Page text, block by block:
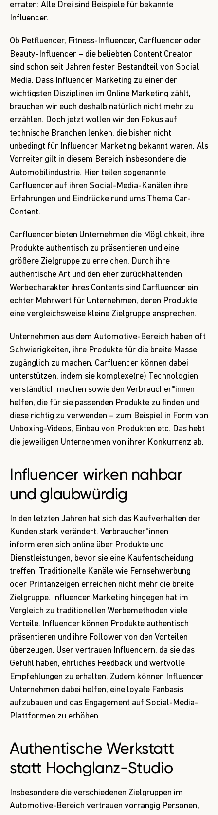
erraten: Alle Drei sind Beispiele für bekannte
Influencer.
Ob Petfluencer, Fitness-Influencer, Carfluencer oder
Beauty-Influencer – die beliebten Content Creator
sind schon seit Jahren fester Bestandteil von Social
Media. Dass Influencer Marketing zu einer der
wichtigsten Disziplinen im Online Marketing zählt,
brauchen wir euch deshalb natürlich nicht mehr zu
erzählen. Doch jetzt wollen wir den Fokus auf
technische Branchen lenken, die bisher nicht
unbedingt für Influencer Marketing bekannt waren. Als
Vorreiter gilt in diesem Bereich insbesondere die
Automobilindustrie. Hier teilen sogenannte
Carfluencer auf ihren Social-Media-Kanälen ihre
Erfahrungen und Eindrücke rund ums Thema Car-
Content.
Carfluencer bieten Unternehmen die Möglichkeit, ihre
Produkte authentisch zu präsentieren und eine
größere Zielgruppe zu erreichen. Durch ihre
authentische Art und den eher zurückhaltenden
Werbecharakter ihres Contents sind Carfluencer ein
echter Mehrwert für Unternehmen, deren Produkte
eine vergleichsweise kleine Zielgruppe ansprechen.
Unternehmen aus dem Automotive-Bereich haben oft
Schwierigkeiten, ihre Produkte für die breite Masse
zugänglich zu machen. Carfluencer können dabei
unterstützen, indem sie komplexe(re) Technologien
verständlich machen sowie den Verbraucher*innen
helfen, die für sie passenden Produkte zu finden und
diese richtig zu verwenden – zum Beispiel in Form von
Unboxing-Videos, Einbau von Produkten etc. Das hebt
die jeweiligen Unternehmen von ihrer Konkurrenz ab.
Influencer wirken nahbar
und glaubwürdig
In den letzten Jahren hat sich das Kaufverhalten der
Kunden stark verändert. Verbraucher*innen
informieren sich online über Produkte und
Dienstleistungen, bevor sie eine Kaufentscheidung
treffen. Traditionelle Kanäle wie Fernsehwerbung
oder Printanzeigen erreichen nicht mehr die breite
Zielgruppe. Influencer Marketing hingegen hat im
Vergleich zu traditionellen Werbemethoden viele
Vorteile. Influencer können Produkte authentisch
präsentieren und ihre Follower von den Vorteilen
überzeugen. User vertrauen Influencern, da sie das
Gefühl haben, ehrliches Feedback und wertvolle
Empfehlungen zu erhalten. Zudem können Influencer
Unternehmen dabei helfen, eine loyale Fanbasis
aufzubauen und das Engagement auf Social-Media-
Plattformen zu erhöhen.
Authentische Werkstatt
statt Hochglanz-Studio
Insbesondere die verschiedenen Zielgruppen im
Automotive-Bereich vertrauen vorrangig Personen,